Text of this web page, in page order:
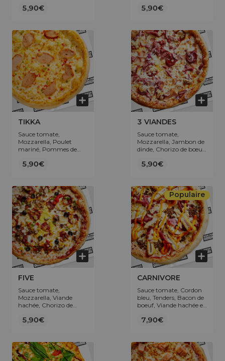
5,90€ 5,90€
TIKKA
Sauce tomate,
Mozzarella, Poulet
mariné, Pommes de
5,90€
3 VIANDES
Sauce tomate,
Mozzarella, Jambon de
dinde, Chorizo de bœuf,
Oignons.
5,90€
FIVE
Sauce tomate,
Mozzarella, Viande
hachée, Chorizo de
Olives.
5,90€
CARNIVORE
Sauce tomate, Cordon
bleu, Tenders, Bacon de
boeuf, Viande hachée et
7,90€
Populaire